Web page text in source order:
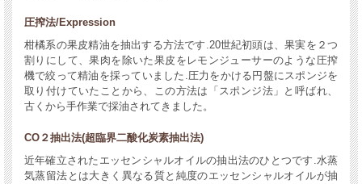
圧搾法/Expression
柑橘系の果皮精油を抽出する方法です.20世紀初頭は、果実を２つ
割りにして、果肉を除いた果皮をレモンジューサーのような圧搾
機で絞って精油を採っていました.圧力をかける円盤にスポンジを
取り付けていたことから、この方法は「スポンジ法」と呼ばれ、
古くから手作業で採油されてきました。
CO２抽出法(超臨界二酸化炭素抽出法)
近年確立されたエッセンシャルオイルの抽出法のひとつです.水蒸
気蒸留法とは大きく異なる質と純度のエッセンシャルオイルが抽